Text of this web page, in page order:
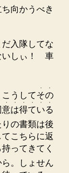
ち向かうべき
入隊してな
いしぃ！ 車
うしてそ
・
の
・
意
・
は
・
得
・
て
・
い
・
る
・
の書類は後
こちらに返
ってきてく
。しょせん